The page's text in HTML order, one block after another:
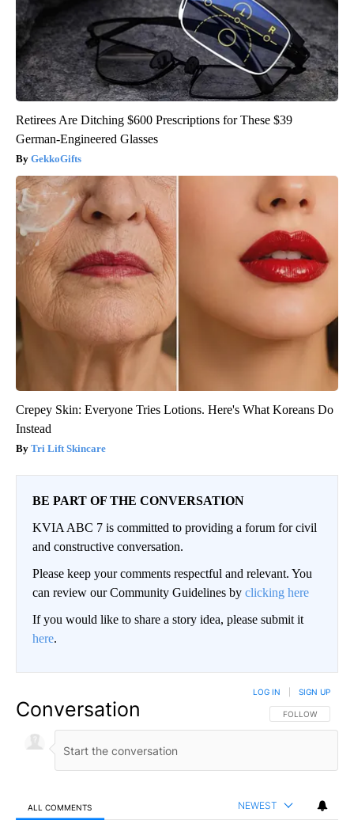
Retirees Are Ditching $600 Prescriptions for These $39
German-Engineered Glasses
GekkoGifts
Crepey Skin: Everyone Tries Lotions. Here's What Koreans Do
Instead
Tri Lift Skincare
BE PART OF THE CONVERSATION
KVIA ABC 7 is committed to providing a forum for civil
and constructive conversation.
Please keep your comments respectful and relevant. You
can review our Community Guidelines by clicking here
If you would like to share a story idea, please submit it
here.
Conversation FOLLOW THIS
FOLLOW
LOG IN SIGN UP
ALL COMMENTS NEWEST